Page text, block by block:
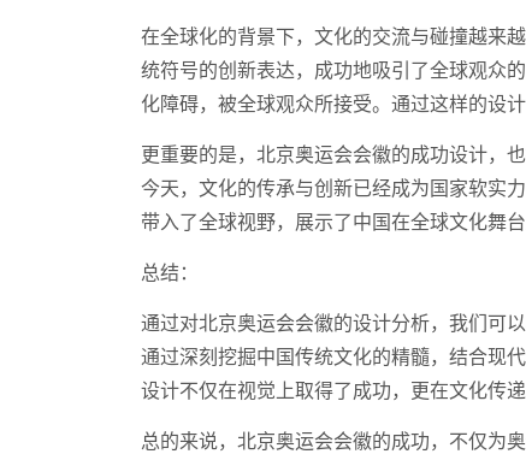
在全球化的背景下，文化的交流与碰撞越来
统符号的创新表达，成功地吸引了全球观众
化障碍，被全球观众所接受。通过这样的设
更重要的是，北京奥运会会徽的成功设计，
今天，文化的传承与创新已经成为国家软实
带入了全球视野，展示了中国在全球文化舞台
总结：
通过对北京奥运会会徽的设计分析，我们可
通过深刻挖掘中国传统文化的精髓，结合现
设计不仅在视觉上取得了成功，更在文化传
总的来说，北京奥运会会徽的成功，不仅为